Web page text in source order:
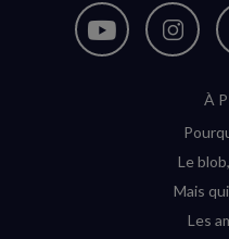
Nous
Nous
(nouvelle
À
Le
Mais
Les